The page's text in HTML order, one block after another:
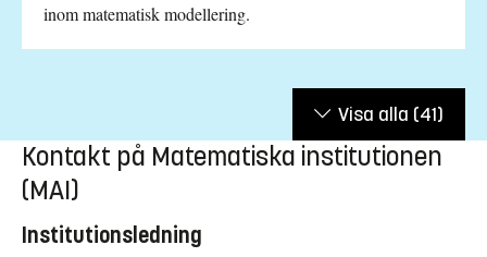
inom matematisk modellering.
Visa alla (41)
Kontakt på Matematiska institutionen
(MAI)
Institutionsledning